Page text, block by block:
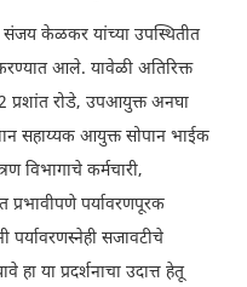
संजय केळकर यांच्या उपस्थितीत
आले. यावेळी अतिरिक्त
प्रशांत रोडे, उपआयुक्त अनघा
सहाय्यक आयुक्त सोपान भाईक
विभागाचे कर्मचारी,
प्रभावीपणे पर्यावरणपूरक
पर्यावरणस्नेही सजावटीचे
या प्रदर्शनाचा उदात्त हेतू